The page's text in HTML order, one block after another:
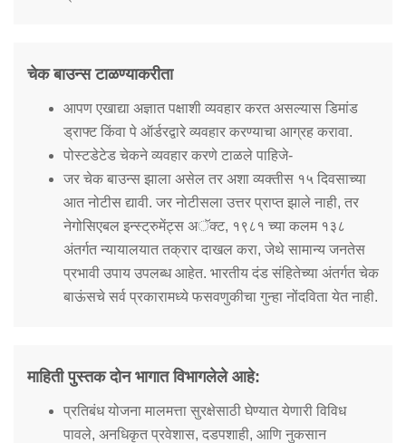
चेक बाउन्स टाळण्याकरीता
आपण एखाद्या अज्ञात पक्षाशी व्यवहार करत असल्यास डिमांड
ड्राफ्ट किंवा पे ऑर्डरद्वारे व्यवहार करण्याचा आग्रह करावा.
पोस्टडेटेड चेकने व्यवहार करणे टाळले पाहिजे-
जर चेक बाउन्स झाला असेल तर अशा व्यक्तीस १५ दिवसाच्या
आत नोटीस द्यावी. जर नोटीसला उत्तर प्राप्त झाले नाही, तर
नेगोसिएबल इन्स्ट्रुमेंट्स अॅक्ट, १९८१ च्या कलम १३८
अंतर्गत न्यायालयात तक्रार दाखल करा, जेथे सामान्य जनतेस
प्रभावी उपाय उपलब्ध आहेत. भारतीय दंड संहितेच्या अंतर्गत चेक
बाऊंसचे सर्व प्रकारामध्ये फसवणुकीचा गुन्हा नोंदविता येत नाही.
माहिती पुस्तक दोन भागात विभागलेले आहे:
प्रतिबंध योजना मालमत्ता सुरक्षेसाठी घेण्यात येणारी विविध
पावले, अनधिकृत प्रवेशास, दडपशाही, आणि नुकसान